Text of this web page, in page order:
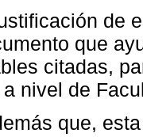
de
que
citadas,
nivel de
que,